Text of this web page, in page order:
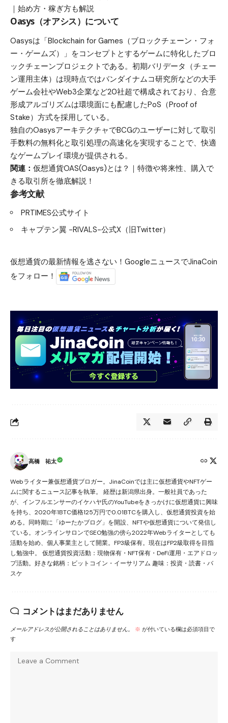
｜始め方・稼ぎ方も解説
Oasys（オアシス）について
Oasysは「Blockchain for Games（ブロックチェーン・フォ
ー・ゲームズ）」をコンセプトとするゲームに特化したブロ
ックチェーンプロジェクトである。初期バリデータ（チェー
ン運用主体）は現時点ではバンダイナムコ研究所などの大手
ゲーム会社やWeb3企業など20社超で構成されており、合意
形成アルゴリズムは環境面にも配慮したPoS（Proof of
Stake）方式を採用している。
独自のOasysアーキテクチャでBCGのユーザーに対して取引
手数料の無料化と取引処理の高速化を実現することで、快適
なゲームプレイ環境が提供される。
関連： 仮想通貨OAS(Oasys)とは？｜特徴や将来性、購入で
きる取引所を徹底解説！
参考文献
PRTIMES公式サイト
キャプテン翼 -RIVALS-公式X（旧Twitter）
仮想通貨の最新情報を逃さない！GoogleニュースでJinaCoin
をフォロー！
高橋 祐太
Webライター兼仮想通貨ブロガー。JinaCoinでは主に仮想通貨やNFTゲー
ムに関するニュース記事を執筆。 経歴は新潟県出身。一般社員であった
が、インフルエンサーのイケハヤ氏のYouTubeをきっかけに仮想通貨に興味
を持ち、2020年1BTC価格125万円で0.01BTCを購入し、仮想通貨投資を始
める。同時期に「ゆーたかブログ」を開設、NFTや仮想通貨について発信し
ている。オンラインサロンでSEO勉強の傍ら2022年Webライターとしても
活動を始め、個人事業主として開業。FP3級保有。現在はFP2級取得を目指
し勉強中。 仮想通貨投資活動：現物保有・NFT保有・DeFi運用・エアドロッ
プ活動。好きな銘柄：ビットコイン・イーサリアム 趣味：投資・読書・バ
スケ
コメントはまだありません
メールアドレスが公開されることはありません。 ※ が付いている欄は必須項目で
す